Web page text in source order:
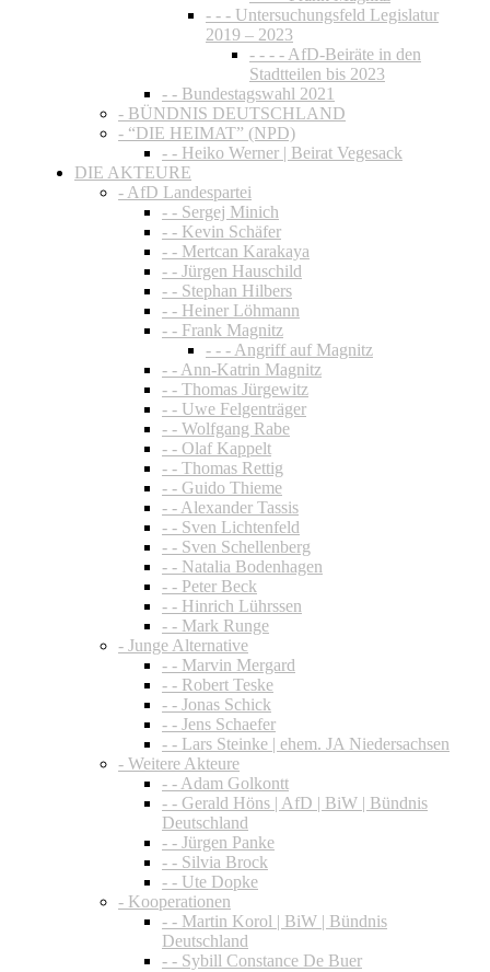
- - - Untersuchungsfeld Legislatur
2019 – 2023
- - - - AfD-Beiräte in den
Stadtteilen bis 2023
- - Bundestagswahl 2021
- BÜNDNIS DEUTSCHLAND
- “DIE HEIMAT” (NPD)
- - Heiko Werner | Beirat Vegesack
DIE AKTEURE
- AfD Landespartei
- - Sergej Minich
- - Kevin Schäfer
- - Mertcan Karakaya
- - Jürgen Hauschild
- - Stephan Hilbers
- - Heiner Löhmann
- - Frank Magnitz
- - - Angriff auf Magnitz
- - Ann-Katrin Magnitz
- - Thomas Jürgewitz
- - Uwe Felgenträger
- - Wolfgang Rabe
- - Olaf Kappelt
- - Thomas Rettig
- - Guido Thieme
- - Alexander Tassis
- - Sven Lichtenfeld
- - Sven Schellenberg
- - Natalia Bodenhagen
- - Peter Beck
- - Hinrich Lührssen
- - Mark Runge
- Junge Alternative
- - Marvin Mergard
- - Robert Teske
- - Jonas Schick
- - Jens Schaefer
- - Lars Steinke | ehem. JA Niedersachsen
- Weitere Akteure
- - Adam Golkontt
- - Gerald Höns | AfD | BiW | Bündnis
Deutschland
- - Jürgen Panke
- - Silvia Brock
- - Ute Dopke
- Kooperationen
- - Martin Korol | BiW | Bündnis
Deutschland
- - Sybill Constance De Buer